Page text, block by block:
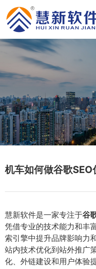
机车如何做谷歌SEO
慧新软件是一家专注于谷
凭借专业的技术能力和丰
索引擎中提升品牌影响力
站内技术优化到站外推广
化、外链建设和用户体验